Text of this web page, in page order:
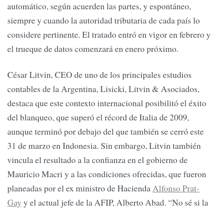
automático, según acuerden las partes, y espontáneo,
siempre y cuando la autoridad tributaria de cada país lo
considere pertinente. El tratado entró en vigor en febrero y
el trueque de datos comenzará en enero próximo.
César Litvin, CEO de uno de los principales estudios
contables de la Argentina, Lisicki, Litvin & Asociados,
destaca que este contexto internacional posibilitó el éxito
del blanqueo, que superó el récord de Italia de 2009,
aunque terminó por debajo del que también se cerró este
31 de marzo en Indonesia. Sin embargo, Litvin también
vincula el resultado a la confianza en el gobierno de
Mauricio Macri y a las condiciones ofrecidas, que fueron
planeadas por el ex ministro de HaciendaAlfonso Prat-
Gay y el actual jefe de la AFIP, Alberto Abad. “No sé si la